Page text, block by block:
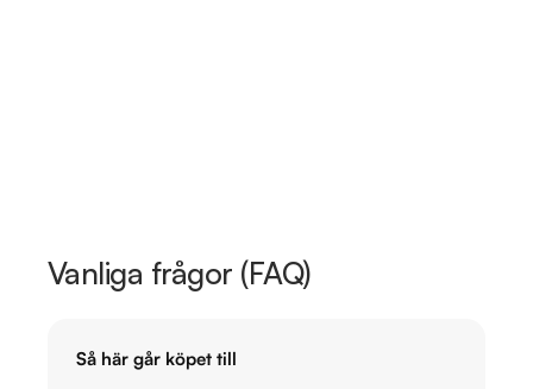
Vanliga frågor (FAQ)
Så här går köpet till